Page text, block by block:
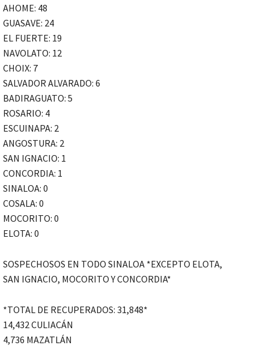
AHOME: 48
GUASAVE: 24
EL FUERTE: 19
NAVOLATO: 12
CHOIX: 7
SALVADOR ALVARADO: 6
BADIRAGUATO: 5
ROSARIO: 4
ESCUINAPA: 2
ANGOSTURA: 2
SAN IGNACIO: 1
CONCORDIA: 1
SINALOA: 0
COSALA: 0
MOCORITO: 0
ELOTA: 0
SOSPECHOSOS EN TODO SINALOA *EXCEPTO ELOTA,
SAN IGNACIO, MOCORITO Y CONCORDIA*
*TOTAL DE RECUPERADOS: 31,848*
14,432 CULIACÁN
4,736 MAZATLÁN